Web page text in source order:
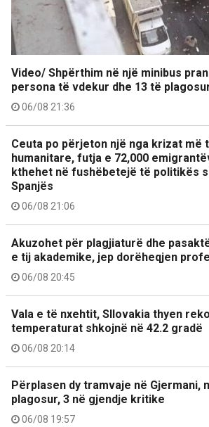
Video/ Shpërthim në një minibus
persona të vdekur dhe 13 të
06/08 21:36
Ceuta po përjeton një nga krizat më
humanitare, futja e 72,000
kthehet në fushëbetejë të politikës
Spanjës
06/08 21:06
Akuzohet për plagjiaturë dhe
e tij akademike, jep dorëheqjen
06/08 20:45
Vala e të nxehtit, Sllovakia thyen
temperaturat shkojnë në 42.2 gradë
06/08 20:14
Përplasen dy tramvaje në Gjermani,
plagosur, 3 në gjendje kritike
06/08 19:57